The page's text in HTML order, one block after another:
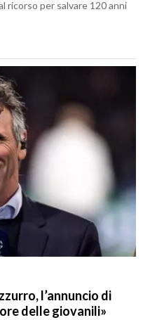
ricorso per salvare 120 anni
l’annuncio di
delle giovanili»